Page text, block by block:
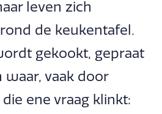
leven zich
de keukentafel.
gekookt, gepraat
waar, vaak door
ene vraag klinkt: